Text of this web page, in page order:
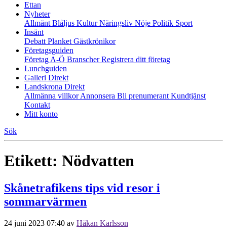
Ettan
Nyheter
Allmänt Blåljus KulturNäringsliv Nöje Politik Sport
Insänt
Debatt Planket Gästkrönikor
Företagsguiden
Företag A-Ö BranscherRegistrera ditt företag
Lunchguiden
Galleri Direkt
Landskrona Direkt
Allmänna villkorAnnonsera Bli prenumerant Kundtjänst
Kontakt
Mitt konto
Sök
Etikett: Nödvatten
Skånetrafikens tips vid resor i
sommarvärmen
24 juni 2023 07:40 av Håkan Karlsson